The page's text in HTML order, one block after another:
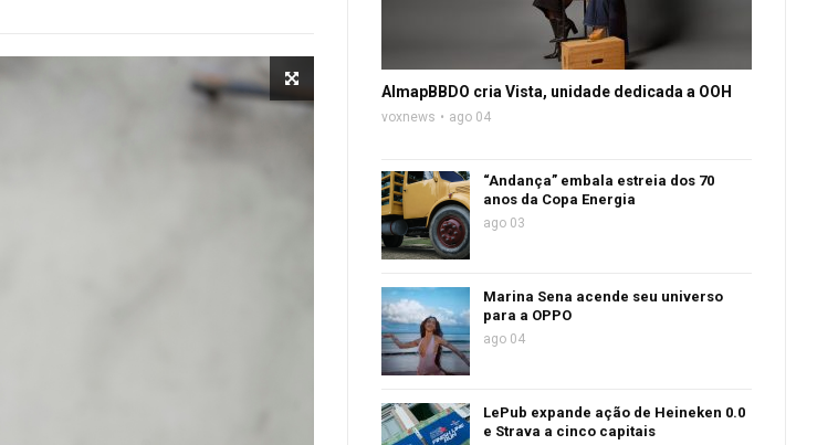
AlmapBBDO cria Vista, unidade dedicada a OOH
voxnews ago 04
“Andança” embala estreia dos 70
anos da Copa Energia
ago 03
Marina Sena acende seu universo
para a OPPO
ago 04
LePub expande ação de Heineken 0.0
e Strava a cinco capitais